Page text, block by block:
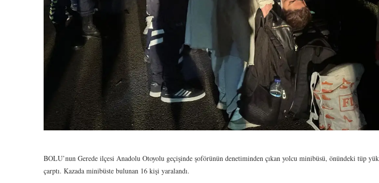
BOLU’nun Gerede ilçesi Anadolu Otoyolu geçişinde şoförünün denetiminden çıkan yolcu minibüsü, önündeki tüp
çarptı. Kazada minibüste bulunan 16 kişi yaralandı.